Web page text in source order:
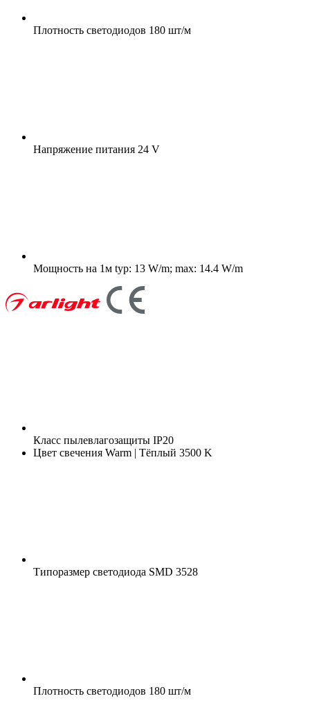
Плотность светодиодов 180 шт/м
Напряжение питания 24 V
Мощность на 1м typ: 13 W/m; max: 14.4 W/m
Класс пылевлагозащиты IP20
Цвет свечения Warm | Тёплый 3500 K
Типоразмер светодиода SMD 3528
Плотность светодиодов 180 шт/м